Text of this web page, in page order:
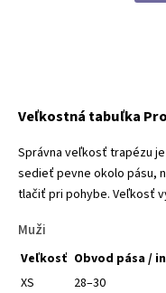
Veľkostná tabuľka
Správna veľkosť trapézu
sedieť pevne okolo pásu,
tlačiť pri pohybe. Veľkosť
Muži
Veľkosť Obvod pása /
XS
28–30